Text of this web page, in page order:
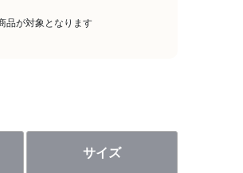
品が対象となります
サイズ